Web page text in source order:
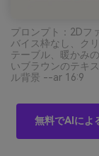
プロンプト：2Dフ
バイス枠なし、ク
テーブル、暖かみ
いブラウンのテキ
ル背景 --ar 16:9
無料でAIによ